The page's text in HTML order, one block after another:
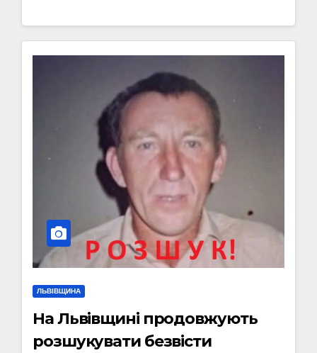
ЛЬВІВЩИНА
На Львівщині продовжують
розшукувати безвісти